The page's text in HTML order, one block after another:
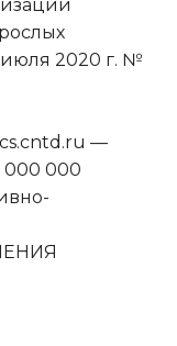
июля 2020 г. №
—
000 000